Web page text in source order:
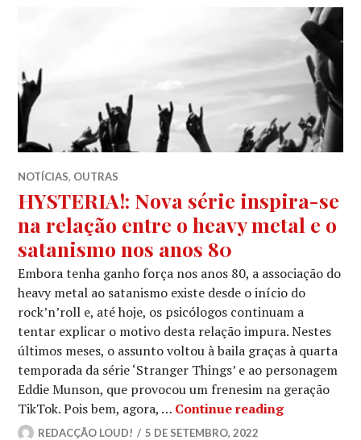
NOTÍCIAS, OUTRAS
HYSTERIA!: Nova série inspira-se
na relação entre o heavy metal e o
satanismo nos anos 80
Embora tenha ganho força nos anos 80, a associação do
heavy metal ao satanismo existe desde o início do
rock’n’roll e, até hoje, os psicólogos continuam a
tentar explicar o motivo desta relação impura. Nestes
últimos meses, o assunto voltou à baila graças à quarta
temporada da série ‘Stranger Things’ e ao personagem
Eddie Munson, que provocou um frenesim na geração
TikTok. Pois bem, agora, … Continue reading
REDACÇÃO LOUD! 5 DE SETEMBRO, 2022